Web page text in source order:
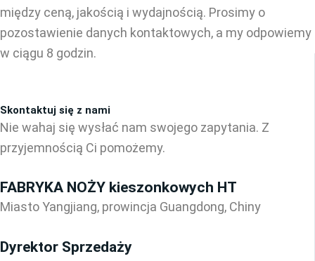
między ceną, jakością i wydajnością. Prosimy o
pozostawienie danych kontaktowych, a my odpowiemy
w ciągu 8 godzin.
Skontaktuj się z nami
Nie wahaj się wysłać nam swojego zapytania. Z
przyjemnością Ci pomożemy.
FABRYKA NOŻY kieszonkowych HT
Miasto Yangjiang, prowincja Guangdong, Chiny
Dyrektor Sprzedaży